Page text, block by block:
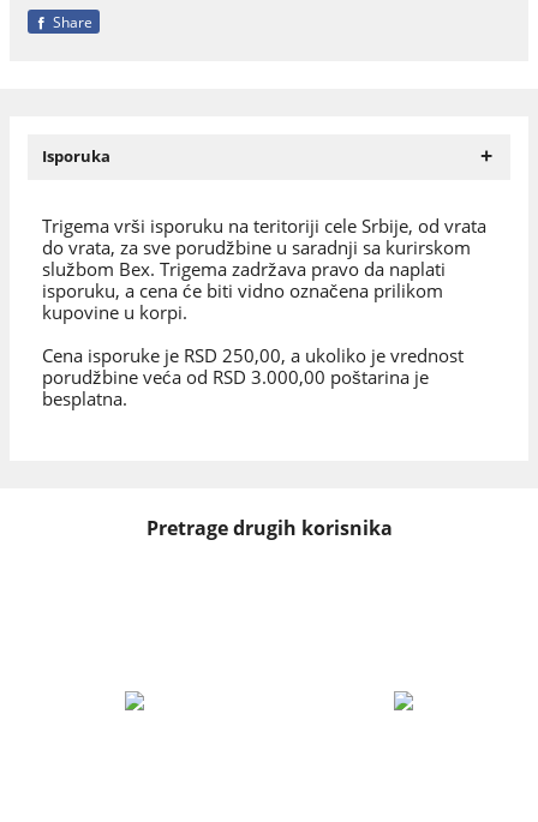
Share
Isporuka +
Trigema vrši isporuku na teritoriji cele Srbije, od vrata
do vrata, za sve porudžbine u saradnji sa kurirskom
službom Bex. Trigema zadržava pravo da naplati
isporuku, a cena će biti vidno označena prilikom
kupovine u korpi.
Cena isporuke je RSD 250,00, a ukoliko je vrednost
porudžbine veća od RSD 3.000,00 poštarina je
besplatna.
Pretrage drugih korisnika